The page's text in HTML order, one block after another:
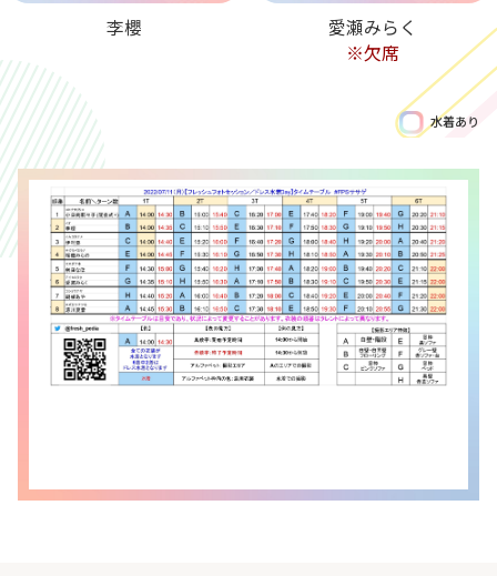
李櫻
愛瀬みらく
※欠席
水着あり